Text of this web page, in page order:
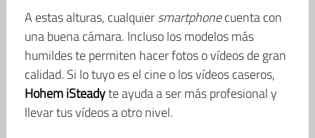
A estas alturas, cualquiersmartphonecuenta con
una buena cámara. Incluso los modelos más
humildes te permiten hacer fotos o vídeos de gran
calidad. Si lo tuyo es el cine o los vídeos caseros,
Hohem iSteadyte ayuda a ser más profesional y
llevar tus vídeos a otro nivel.